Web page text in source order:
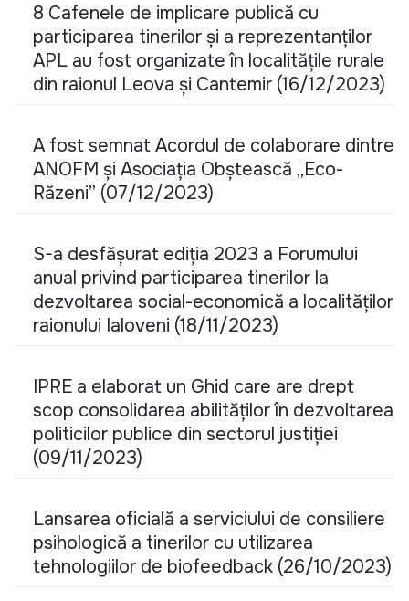
8 Cafenele de implicare publică cu
participarea tinerilor și a reprezentanților
APL au fost organizate în localitățile rurale
din raionul Leova și Cantemir (16/12/2023)
A fost semnat Acordul de colaborare dintre
ANOFM și Asociația Obștească „Eco-
Răzeni” (07/12/2023)
S-a desfășurat ediția 2023 a Forumului
anual privind participarea tinerilor la
dezvoltarea social-economică a localităților
raionului Ialoveni (18/11/2023)
IPRE a elaborat un Ghid care are drept
scop consolidarea abilităților în dezvoltarea
politicilor publice din sectorul justiției
(09/11/2023)
Lansarea oficială a serviciului de consiliere
psihologică a tinerilor cu utilizarea
tehnologiilor de biofeedback (26/10/2023)